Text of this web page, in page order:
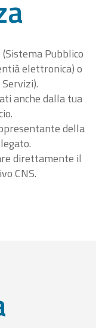
Pubblico
elettronica) o
anche dalla tua
della
direttamente il
CNS.